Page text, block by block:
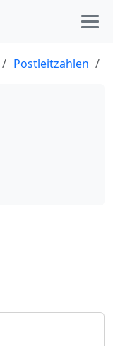
Postleitzahlen